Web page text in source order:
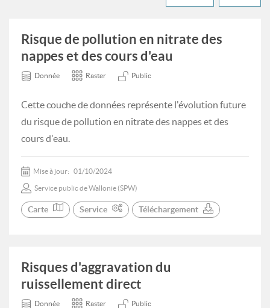
Risque de pollution en nitrate des
nappes et des cours d'eau
Donnée Raster Public
Cette couche de données représente l'évolution future
du risque de pollution en nitrate des nappes et des
cours d'eau.
Mise à jour: 01/10/2024
Service public de Wallonie (SPW)
Carte Service Téléchargement
Risques d'aggravation du
ruissellement direct
Donnée Raster Public